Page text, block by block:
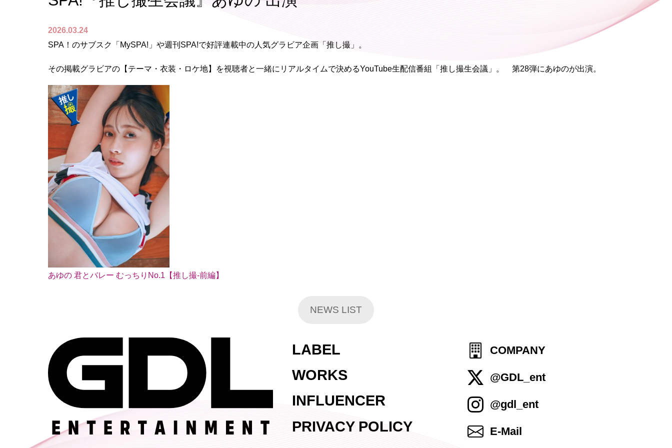
2026.03.24
SPA！のサブスク「MySPA!」や週刊SPA!で好評連載中の人気グラビア企画「推し撮」。
その掲載グラビアの【テーマ・衣装・ロケ地】を視聴者と一緒にリアルタイムで決めるYouTube生配信番組「推し撮生会議」。 第28弾にあゆのが出演。
あゆの 君とバレー むっちりNo.1【推し撮-前編】
NEWS LIST
LABEL
WORKS
INFLUENCER
PRIVACY POLICY
COMPANY
@GDL_ent
@gdl_ent
E-Mail